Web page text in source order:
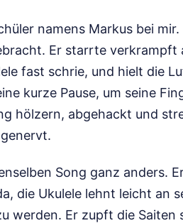
namens Markus bei
Er starrte verkrampft
fast schrie, und hielt die
kurze Pause, um seine
hölzern, abgehackt und
Song ganz anders.
die Ukulele lehnt leicht an
werden. Er zupft die Saiten